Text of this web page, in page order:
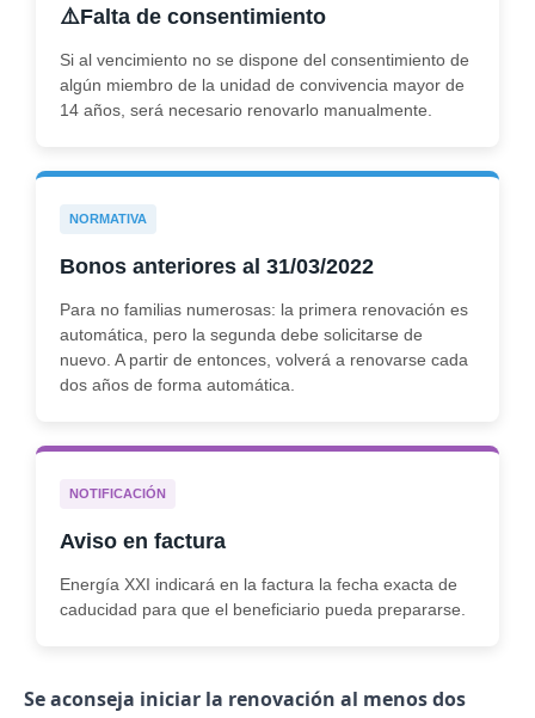
⚠️Falta de consentimiento
Si al vencimiento no se dispone del consentimiento de
algún miembro de la unidad de convivencia mayor de
14 años, será necesario renovarlo manualmente.
NORMATIVA
Bonos anteriores al 31/03/2022
Para no familias numerosas: la primera renovación es
automática, pero la segunda debe solicitarse de
nuevo. A partir de entonces, volverá a renovarse cada
dos años de forma automática.
NOTIFICACIÓN
Aviso en factura
Energía XXI indicará en la factura la fecha exacta de
caducidad para que el beneficiario pueda prepararse.
Se aconseja iniciar la renovación al menos dos